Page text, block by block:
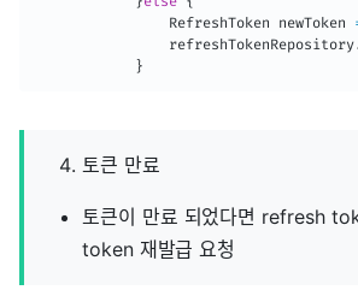
RefreshToken newToken
                refreshTokenRepository
}
토큰 만료
토큰이 만료 되었다면 refresh
token 재발급 요청